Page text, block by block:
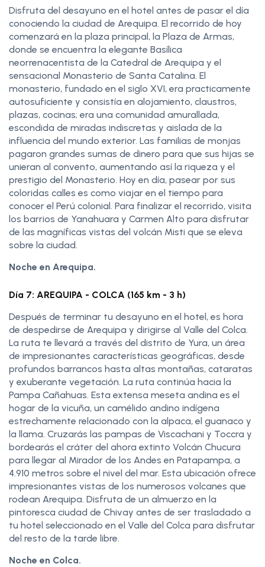
Disfruta del desayuno en el hotel antes de pasar el día
conociendo la ciudad de Arequipa. El recorrido de hoy
comenzará en la plaza principal, la Plaza de Armas,
donde se encuentra la elegante Basílica
neorrenacentista de la Catedral de Arequipa y el
sensacional Monasterio de Santa Catalina. El
monasterio, fundado en el siglo XVI, era practicamente
autosuficiente y consistía en alojamiento, claustros,
plazas, cocinas; era una comunidad amurallada,
escondida de miradas indiscretas y aislada de la
influencia del mundo exterior. Las familias de monjas
pagaron grandes sumas de dinero para que sus hijas se
unieran al convento, aumentando así la riqueza y el
prestigio del Monasterio. Hoy en día, pasear por sus
coloridas calles es como viajar en el tiempo para
conocer el Perú colonial. Para finalizar el recorrido, visita
los barrios de Yanahuara y Carmen Alto para disfrutar
de las magníficas vistas del volcán Misti que se eleva
sobre la ciudad.
Noche en Arequipa.
Día 7: AREQUIPA - COLCA (165 km - 3 h)
Después de terminar tu desayuno en el hotel, es hora
de despedirse de Arequipa y dirigirse al Valle del Colca.
La ruta te llevará a través del distrito de Yura, un área
de impresionantes características geográficas, desde
profundos barrancos hasta altas montañas, cataratas
y exuberante vegetación. La ruta continúa hacia la
Pampa Cañahuas. Esta extensa meseta andina es el
hogar de la vicuña, un camélido andino indígena
estrechamente relacionado con la alpaca, el guanaco y
la llama. Cruzarás las pampas de Viscachani y Toccra y
bordearás el cráter del ahora extinto Volcán Chucura
para llegar al Mirador de los Andes en Patapampa, a
4.910 metros sobre el nivel del mar. Esta ubicación ofrece
impresionantes vistas de los numerosos volcanes que
rodean Arequipa. Disfruta de un almuerzo en la
pintoresca ciudad de Chivay antes de ser trasladado a
tu hotel seleccionado en el Valle del Colca para disfrutar
del resto de la tarde libre.
Noche en Colca.